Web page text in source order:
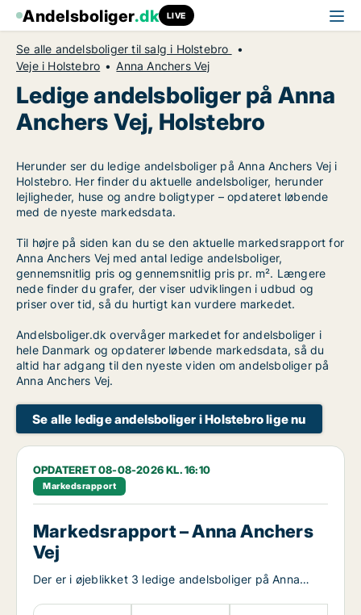
Andelsboliger.dk LIVE
Se alle andelsboliger til salg i Holstebro
Veje i Holstebro
Anna Anchers Vej
Ledige andelsboliger på Anna
Anchers Vej, Holstebro
Herunder ser du ledige andelsboliger på Anna Anchers Vej i
Holstebro. Her finder du aktuelle andelsboliger, herunder
lejligheder, huse og andre boligtyper – opdateret løbende
med de nyeste markedsdata.
Til højre på siden kan du se den aktuelle markedsrapport for
Anna Anchers Vej med antal ledige andelsboliger,
gennemsnitlig pris og gennemsnitlig pris pr. m². Længere
nede finder du grafer, der viser udviklingen i udbud og
priser over tid, så du hurtigt kan vurdere markedet.
Andelsboliger.dk overvåger markedet for andelsboliger i
hele Danmark og opdaterer løbende markedsdata, så du
altid har adgang til den nyeste viden om andelsboliger på
Anna Anchers Vej.
Se alle ledige andelsboliger i Holstebro lige nu
OPDATERET 08-08-2026 KL. 16:10
Markedsrapport
Markedsrapport – Anna Anchers
Vej
Der er i øjeblikket 3 ledige andelsboliger på Anna